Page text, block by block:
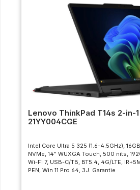
Lenovo ThinkPad T14s 2-in-1
21YY004CGE
Intel Core Ultra 5 325 (1.6-4.5GHz),
NVMe, 14" WUXGA Touch, 500 nits,
Wi-Fi 7, USB-C/TB, BT5.4, 4G/LTE,
PEN, Win 11 Pro 64, 3J. Garantie